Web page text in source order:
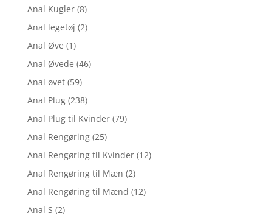
Anal Kugler (8)
Anal legetøj (2)
Anal Øve (1)
Anal Øvede (46)
Anal øvet (59)
Anal Plug (238)
Anal Plug til Kvinder (79)
Anal Rengøring (25)
Anal Rengøring til Kvinder (12)
Anal Rengøring til Mæn (2)
Anal Rengøring til Mænd (12)
Anal S (2)